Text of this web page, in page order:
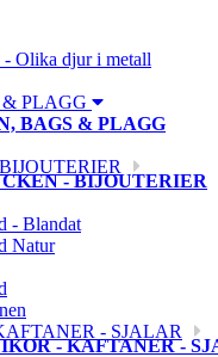
- Olika djur i metall
PLAGG
BAGS & PLAGG
- BIJOUTERIER
- Blandat
Natur
- SJALAR
- KAFTANER -